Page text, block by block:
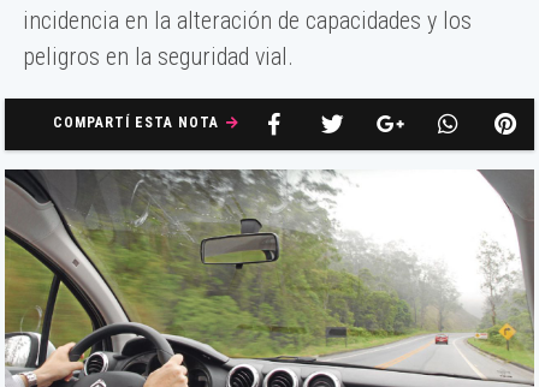
incidencia en la alteración de capacidades y los
peligros en la seguridad vial.
COMPARTÍ ESTA NOTA